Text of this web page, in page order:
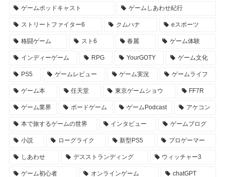
ゲームポッドキャスト ゲームしあわせ紀行
ストリートファイター6 クムハナ eスポーツ
格闘ゲーム スト6 春麗 ゲーム体験
インディーゲーム RPG YourGOTY ゲーム文化
PS5 ゲームレビュー ゲーム実況 ゲームライフ
ゲーム本 任天堂 東京ゲームショウ FF7R
ゲーム業界 ボードゲーム ゲームPodcast アケコン
本で旅するゲームの世界 インタビュー ゲームブログ
小説 ローグライク 新型PS5 プロゲーマー
しあわせ デスストランディング ウィッチャー3
ゲーム初心者 オンラインゲーム chatGPT